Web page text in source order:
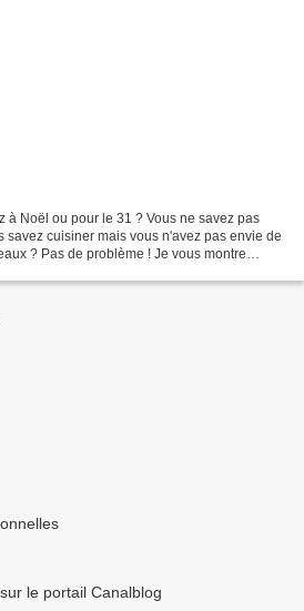
à Noël ou pour le 31 ? Vous ne savez pas
savez cuisiner mais vous n'avez pas envie de
? Pas de problème ! Je vous montre
le portail Canalblog